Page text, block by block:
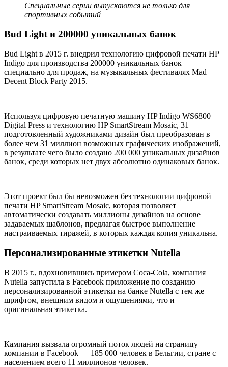
Специальные серии выпускаются не только для
спортивных событий
Bud Light и 200000 уникальных банок
Bud Light в 2015 г. внедрил технологию цифровой печати HP
Indigo для производства 200000 уникальных банок
специально для продаж, на музыкальных фестивалях Mad
Decent Block Party 2015.
Используя цифровую печатную машину HP Indigo WS6800
Digital Press и технологию HP SmartStream Mosaic, 31
подготовленный художниками дизайн был преобразован в
более чем 31 миллион возможных графических изображений,
в результате чего было создано 200 000 уникальных дизайнов
банок, среди которых нет двух абсолютно одинаковых банок.
Этот проект был бы невозможен без технологии цифровой
печати HP SmartStream Mosaic, которая позволяет
автоматически создавать миллионы дизайнов на основе
задаваемых шаблонов, предлагая быстрое выполнение
настраиваемых тиражей, в которых каждая копия уникальна.
Персонализированные этикетки Nutella
В 2015 г., вдохновившись примером Coca-Cola, компания
Nutella запустила в Facebook приложение по созданию
персонализированной этикетки на банке Nutella с тем же
шрифтом, внешним видом и ощущениями, что и
оригинальная этикетка.
Кампания вызвала огромный поток людей на страницу
компании в Facebook — 185 000 человек в Бельгии, стране с
населением всего 11 миллионов человек.